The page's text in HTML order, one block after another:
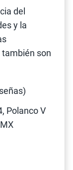
del
y la
son
Polanco V